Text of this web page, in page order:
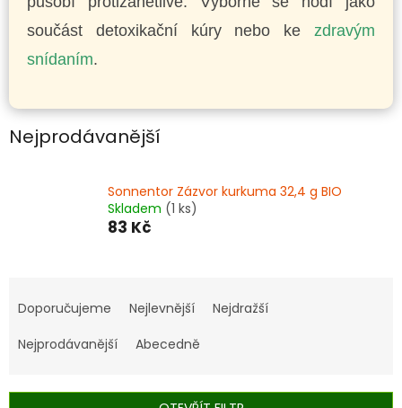
součást detoxikační kúry nebo ke zdravým
snídaním.
Nejprodávanější
Sonnentor Zázvor kurkuma 32,4 g BIO
Skladem (1 ks)
83 Kč
a
e
Doporučujeme Nejlevnější
Nejdražší
Nejprodávanější
Abecedně